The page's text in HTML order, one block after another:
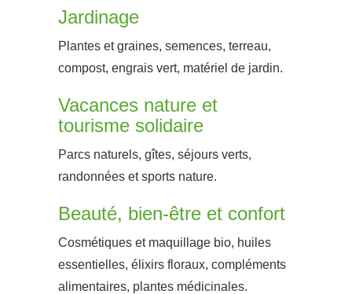
Jardinage
Plantes et graines, semences, terreau,
compost, engrais vert, matériel de jardin.
Vacances nature et
tourisme solidaire
Parcs naturels, gîtes, séjours verts,
randonnées et sports nature.
Beauté, bien-être et confort
Cosmétiques et maquillage bio, huiles
essentielles, élixirs floraux, compléments
alimentaires, plantes médicinales.